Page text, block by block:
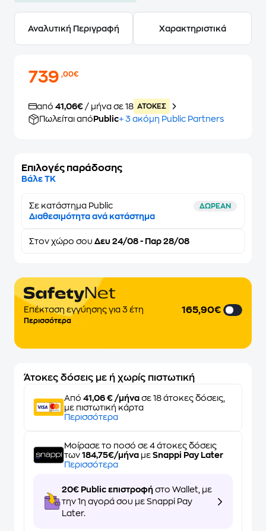
Αναλυτική Περιγραφή Χαρακτηριστικά
739,00€
από 41,06€ / μήνα σε 18 ATOKEΣ
Πωλείται από Public+ 3 ακόμη Public Partners
Επιλογές παράδοσης
Βάλε ΤΚ
Σε κατάστημα Public ΔΩΡΕΑΝ
Διαθεσιμότητα ανά κατάστημα
Στον χώρο σου Δευ 24/08 - Παρ 28/08
Επέκταση εγγύησης για 3 έτη
Περισσότερα
165,90€
Άτοκες δόσεις με ή χωρίς πιστωτική
Από 41,06 € /μήνα σε 18 άτοκες δόσεις,
με πιστωτική κάρτα
Περισσότερα
Μοίρασε το ποσό σε 4 άτοκες δόσεις
των 184,75€/μήνα με Snappi Pay Later
Περισσότερα
20€ Public επιστροφή στο Wallet, με
την 1η αγορά σου με Snappi Pay
Later.